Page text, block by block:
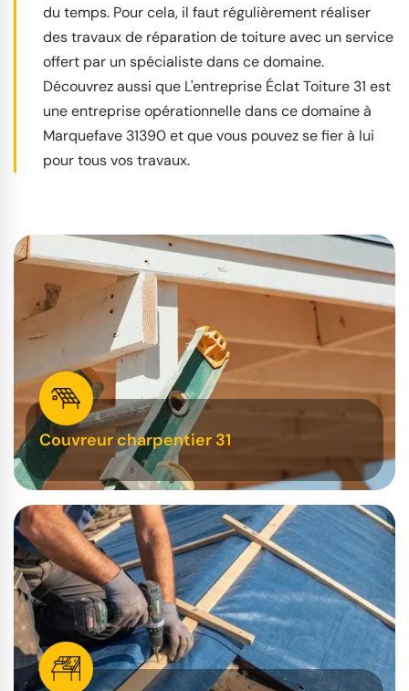
du temps. Pour cela, il faut régulièrement réaliser
des travaux de réparation de toiture avec un service
offert par un spécialiste dans ce domaine.
Découvrez aussi que L'entreprise Éclat Toiture 31 est
une entreprise opérationnelle dans ce domaine à
Marquefave 31390 et que vous pouvez se fier à lui
pour tous vos travaux.
Couvreur charpentier 31